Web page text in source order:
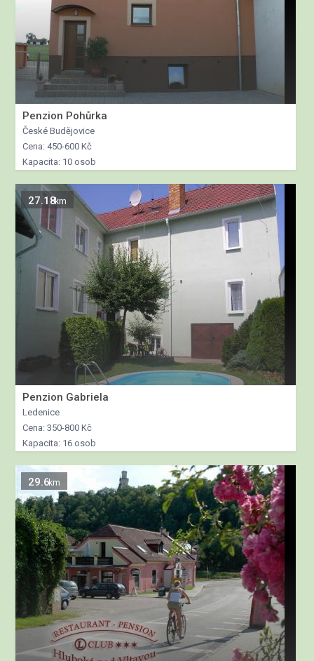
Penzion Pohůrka
České Budějovice
Cena: 450-600 Kč
Kapacita: 10 osob
27.18km
Penzion Gabriela
Ledenice
Cena: 350-800 Kč
Kapacita: 16 osob
29.6km